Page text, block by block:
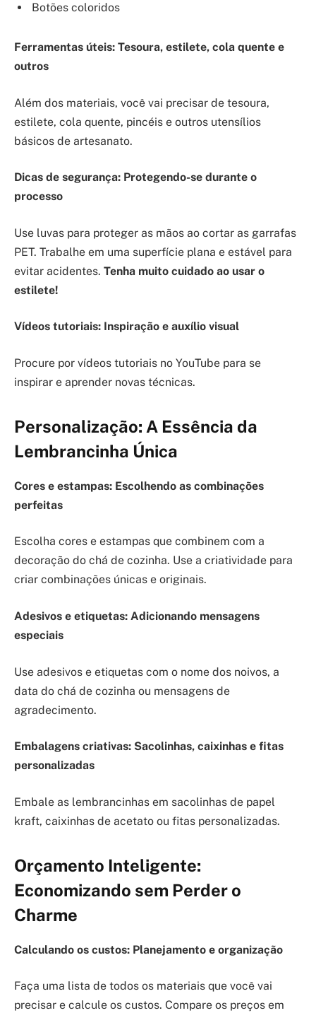
Botões coloridos
Ferramentas úteis: Tesoura, estilete, cola quente e
outros
Além dos materiais, você vai precisar de tesoura,
estilete, cola quente, pincéis e outros utensílios
básicos de artesanato.
Dicas de segurança: Protegendo-se durante o
processo
Use luvas para proteger as mãos ao cortar as garrafas
PET. Trabalhe em uma superfície plana e estável para
evitar acidentes. Tenha muito cuidado ao usar o
estilete!
Vídeos tutoriais: Inspiração e auxílio visual
Procure por vídeos tutoriais no YouTube para se
inspirar e aprender novas técnicas.
Personalização: A Essência da
Lembrancinha Única
Cores e estampas: Escolhendo as combinações
perfeitas
Escolha cores e estampas que combinem com a
decoração do chá de cozinha. Use a criatividade para
criar combinações únicas e originais.
Adesivos e etiquetas: Adicionando mensagens
especiais
Use adesivos e etiquetas com o nome dos noivos, a
data do chá de cozinha ou mensagens de
agradecimento.
Embalagens criativas: Sacolinhas, caixinhas e fitas
personalizadas
Embale as lembrancinhas em sacolinhas de papel
kraft, caixinhas de acetato ou fitas personalizadas.
Orçamento Inteligente:
Economizando sem Perder o
Charme
Calculando os custos: Planejamento e organização
Faça uma lista de todos os materiais que você vai
precisar e calcule os custos. Compare os preços em